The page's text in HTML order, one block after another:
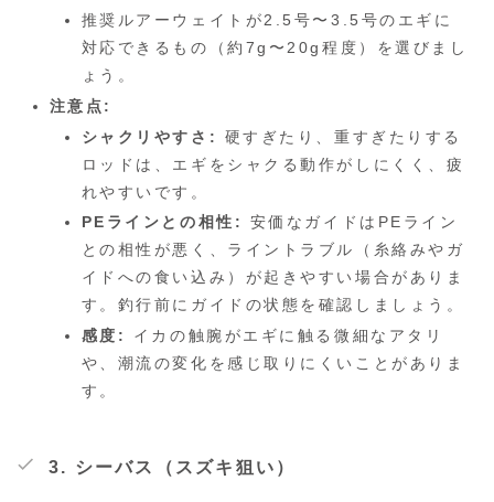
推奨ルアーウェイトが2.5号〜3.5号のエギに
対応できるもの（約7g〜20g程度）を選びまし
ょう。
注意点:
シャクリやすさ:
硬すぎたり、重すぎたりする
ロッドは、エギをシャクる動作がしにくく、疲
れやすいです。
PEラインとの相性:
安価なガイドはPEライン
との相性が悪く、ライントラブル（糸絡みやガ
イドへの食い込み）が起きやすい場合がありま
す。釣行前にガイドの状態を確認しましょう。
感度:
イカの触腕がエギに触る微細なアタリ
や、潮流の変化を感じ取りにくいことがありま
す。
3. シーバス（スズキ狙い）